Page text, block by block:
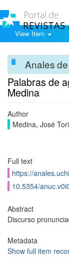
View Item
Anales
Palabras de
Medina
Author
Medina, José
Full text
https://
10.5354/
Abstract
Discurso
Metadata
Show full item